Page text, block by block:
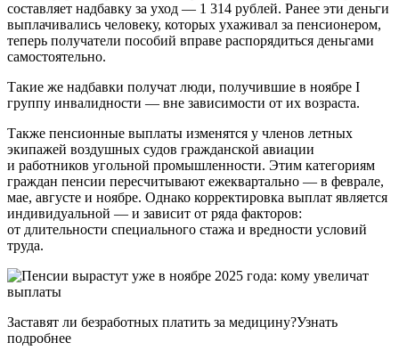
составляет надбавку за уход — 1 314 рублей. Ранее эти деньги
выплачивались человеку, которых ухаживал за пенсионером,
теперь получатели пособий вправе распорядиться деньгами
самостоятельно.
Такие же надбавки получат люди, получившие в ноябре I
группу инвалидности — вне зависимости от их возраста.
Также пенсионные выплаты изменятся у членов летных
экипажей воздушных судов гражданской авиации
и работников угольной промышленности. Этим категориям
граждан пенсии пересчитывают ежеквартально — в феврале,
мае, августе и ноябре. Однако корректировка выплат является
индивидуальной — и зависит от ряда факторов:
от длительности специального стажа и вредности условий
труда.
Заставят ли безработных платить за медицину?Узнать
подробнее